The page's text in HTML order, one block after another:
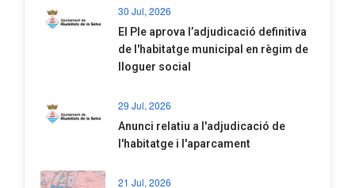
30 Jul, 2026
El Ple aprova l’adjudicació definitiva
de l'habitatge municipal en règim de
lloguer social
29 Jul, 2026
Anunci relatiu a l'adjudicació de
l'habitatge i l'aparcament
21 Jul, 2026